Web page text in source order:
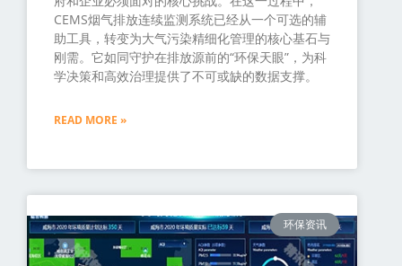
CEMS烟气排放连续监测系统已经从一个可选的辅
助工具，转变为大气污染精细化管理的核心基石与
刚需。它如同守护在排放源前的“环保天眼”，为科
学决策和高效治理提供了不可或缺的数据支撑。
READ MORE »
环保资讯